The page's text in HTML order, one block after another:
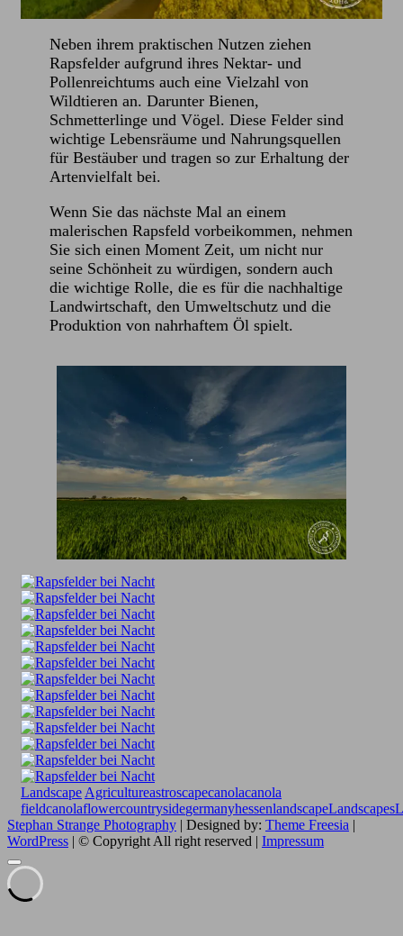
Neben ihrem praktischen Nutzen ziehen
Rapsfelder aufgrund ihres Nektar- und
Pollenreichtums auch eine Vielzahl von
Wildtieren an. Darunter Bienen,
Schmetterlinge und Vögel. Diese Felder sind
wichtige Lebensräume und Nahrungsquellen
für Bestäuber und tragen so zur Erhaltung der
Artenvielfalt bei.
Wenn Sie das nächste Mal an einem
malerischen Rapsfeld vorbeikommen, nehmen
Sie sich einen Moment Zeit, um nicht nur
seine Schönheit zu würdigen, sondern auch
die wichtige Rolle, die es für die nachhaltige
Landwirtschaft, den Umweltschutz und die
Produktion von nahrhaftem Öl spielt.
Landscape Agricultureastroscapecanolacanola
fieldcanolaflowercountrysidegermanyhessenlandscapeLandscapes
Stephan Strange Photography | Designed by: Theme Freesia |
WordPress | © Copyright All right reserved | Impressum